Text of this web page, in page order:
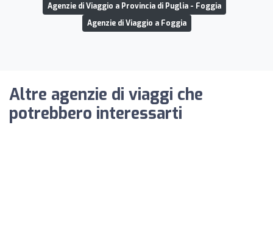
Agenzie di Viaggio a Provincia di Puglia - Foggia
Agenzie di Viaggio a Foggia
Altre agenzie di viaggi che
potrebbero interessarti